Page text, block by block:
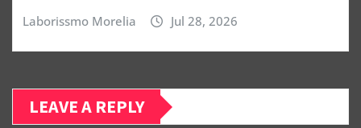
Laborissmo Morelia Jul 28, 2026
LEAVE A REPLY